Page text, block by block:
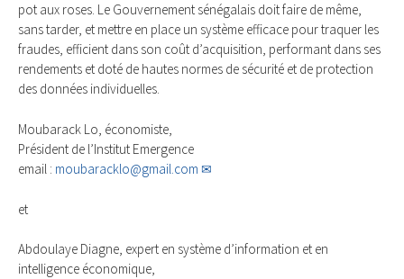
pot aux roses. Le Gouvernement sénégalais doit faire de même,
sans tarder, et mettre en place un système efficace pour traquer les
fraudes, efficient dans son coût d’acquisition, performant dans ses
rendements et doté de hautes normes de sécurité et de protection
des données individuelles.
Moubarack Lo, économiste,
Président de l’Institut Emergence
email : moubaracklo@gmail.com
et
Abdoulaye Diagne, expert en système d’information et en
intelligence économique,